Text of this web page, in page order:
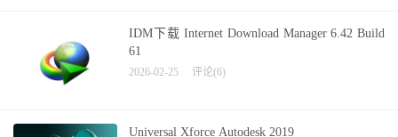
IDM下载 Internet Download Manager 6.42 Build
61
2026-02-25 评论(6)
Universal Xforce Autodesk 2019